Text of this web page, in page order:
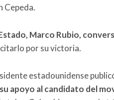
Cepeda.
Marco Rubio,
por su victoria.
estadounidense
apoyo al candidato del